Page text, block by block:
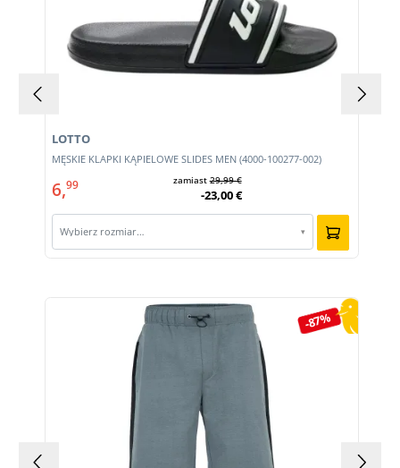
MĘSKIE KLAPKI KĄPIELOWE SLIDES MEN (4000-100277-002)
LOTTO
6,99 zamiast29,99 €
-23,00 €
Wybierz rozmiar… ▾
Pomiń galerię produktów
-87%